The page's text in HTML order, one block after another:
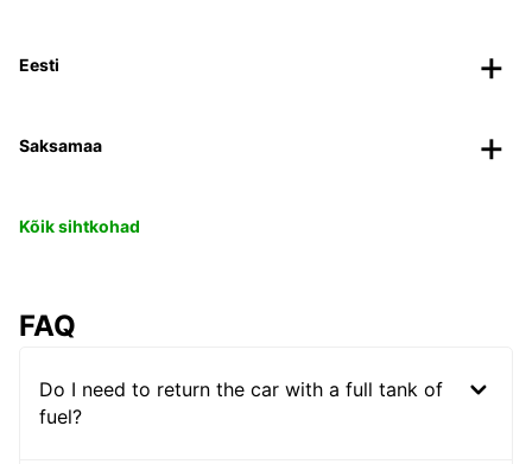
Eesti
Saksamaa
Kõik sihtkohad
FAQ
Do I need to return the car with a full tank of
fuel?